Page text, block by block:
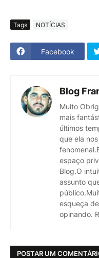
Tags NOTÍCIAS
Facebook
Blog
Muito
mais
últimos
que ela
espaço
Blog.O
assunto
esqueça
opinando.
POSTAR UM